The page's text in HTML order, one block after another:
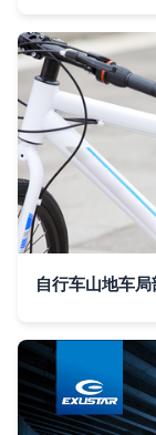
自行车山地车